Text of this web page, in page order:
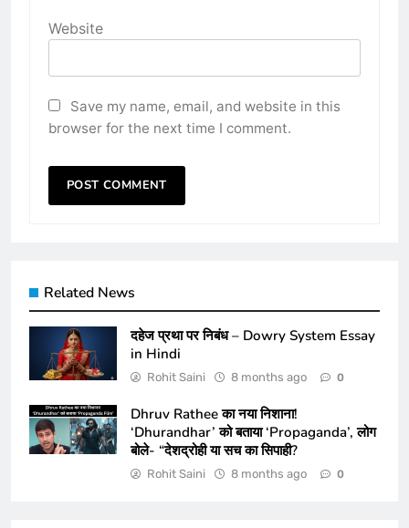
Website
Save my name, email, and website in this
browser for the next time I comment.
Related News
दहेज प्रथा पर निबंध – Dowry System Essay
in Hindi
Rohit Saini 8 months ago 0
Dhruv Rathee का नया निशाना!
‘Dhurandhar’ को बताया ‘Propaganda’, लोग
बोले- “देशद्रोही या सच का सिपाही?
Rohit Saini 8 months ago 0